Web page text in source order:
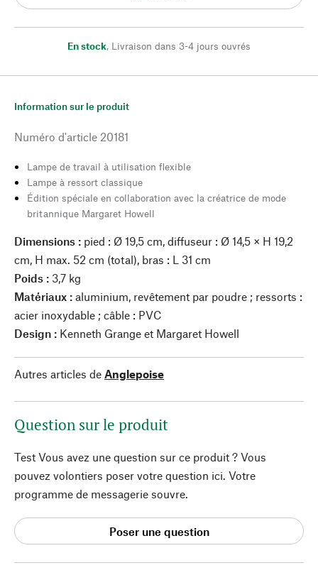
En stock, Livraison dans 3-4 jours ouvrés
Information sur le produit
Numéro d'article 20181
Lampe de travail à utilisation flexible
Lampe à ressort classique
Édition spéciale en collaboration avec la créatrice de mode
britannique Margaret Howell
Dimensions : pied : Ø 19,5 cm, diffuseur : Ø 14,5 × H 19,2
cm, H max. 52 cm (total), bras : L 31 cm
Poids : 3,7 kg
Matériaux : aluminium, revêtement par poudre ; ressorts :
acier inoxydable ; câble : PVC
Design : Kenneth Grange et Margaret Howell
Autres articles de Anglepoise
Question sur le produit
Test Vous avez une question sur ce produit ? Vous
pouvez volontiers poser votre question ici. Votre
programme de messagerie souvre.
Poser une question